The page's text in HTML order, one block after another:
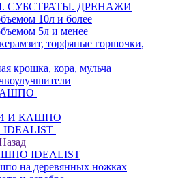
СУБСТРАТЫ. ДРЕНАЖИ
10л и более
5л и менее
торфяные горшочки,
крошка, кора, мульча
И КАШПО
IDEALIST
на деревянных ножках